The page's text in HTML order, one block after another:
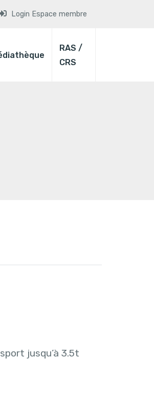
Login Espace membre
RAS /
CRS
jusqu’à 3.5t